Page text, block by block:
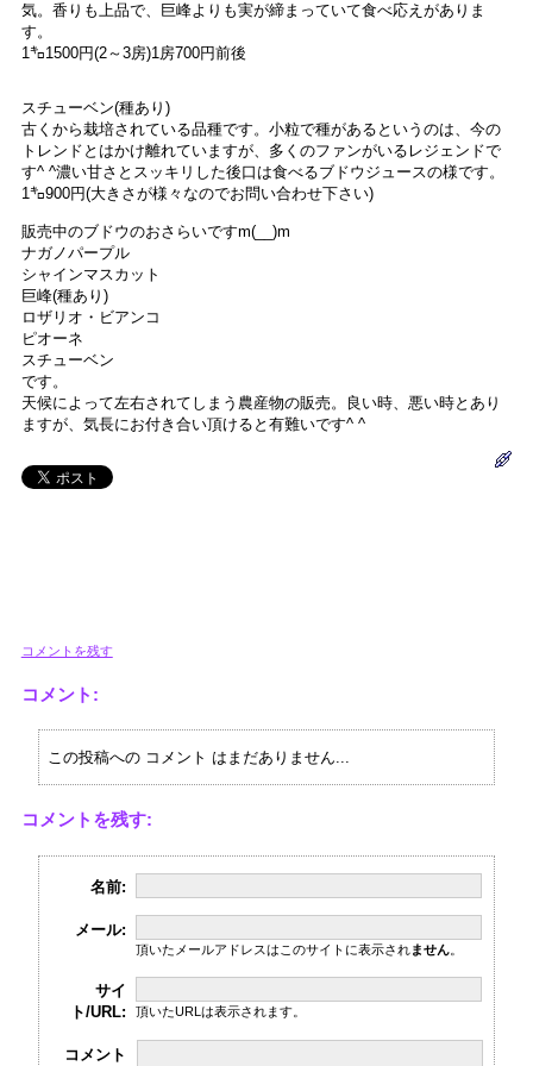
気。香りも上品で、巨峰よりも実が締まっていて食べ応えがありま
す。
1㌔1500円(2～3房)1房700円前後
スチューベン(種あり)
古くから栽培されている品種です。小粒で種があるというのは、今の
トレンドとはかけ離れていますが、多くのファンがいるレジェンドで
す^ ^濃い甘さとスッキリした後口は食べるブドウジュースの様です。
1㌔900円(大きさが様々なのでお問い合わせ下さい)
販売中のブドウのおさらいですm(__)m
ナガノパープル
シャインマスカット
巨峰(種あり)
ロザリオ・ビアンコ
ピオーネ
スチューベン
です。
天候によって左右されてしまう農産物の販売。良い時、悪い時とあり
ますが、気長にお付き合い頂けると有難いです^ ^
コメントを残す
コメント:
この投稿への コメント はまだありません...
コメントを残す:
名前:
メール:
頂いたメールアドレスはこのサイトに表示されません。
サイ
ト/URL:
頂いたURLは表示されます。
コメント